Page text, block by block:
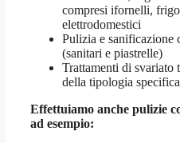
compresi ifornelli,
elettrodomestici
Pulizia e sanificazione
(sanitari e piastrelle)
Trattamenti di svariato
della tipologia
Effettuiamo anche pulizie
ad esempio: